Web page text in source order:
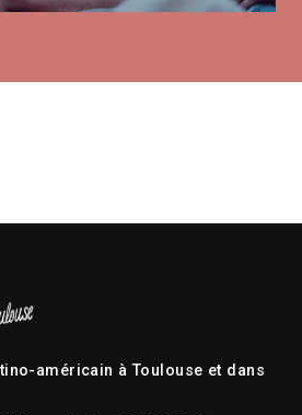
américain à Toulouse et dans